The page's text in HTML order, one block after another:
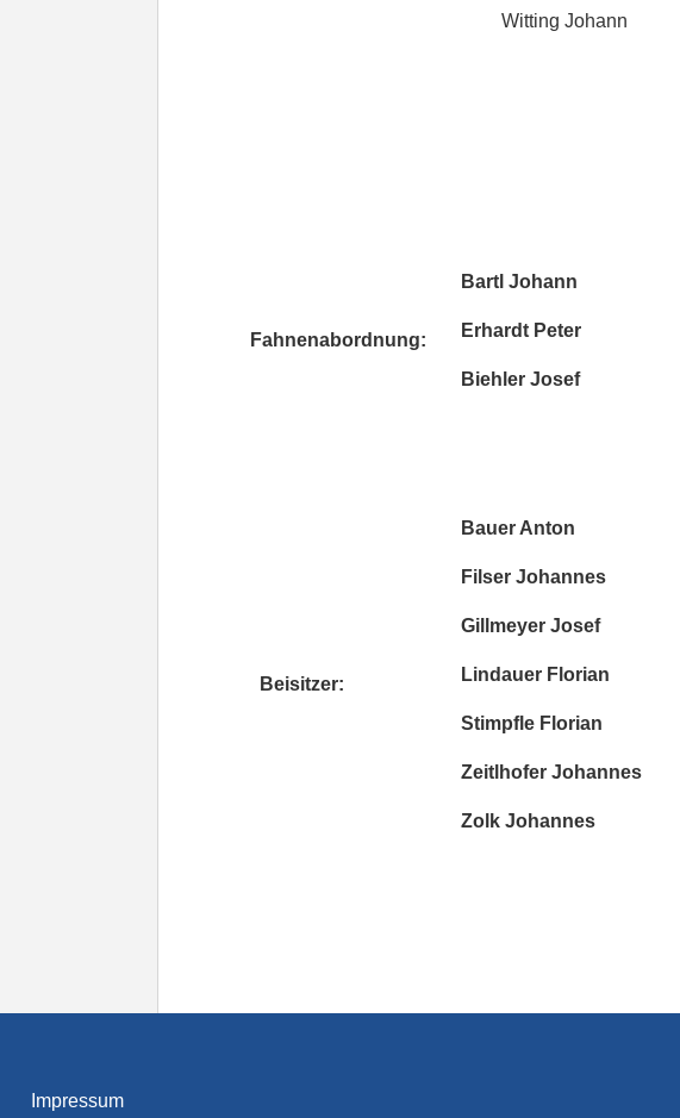
Witting Johann
Fahnenabordnung:
Bartl Johann
Erhardt Peter
Biehler Josef
Beisitzer:
Bauer Anton
Filser Johannes
Gillmeyer Josef
Lindauer Florian
Stimpfle Florian
Zeitlhofer Johannes
Zolk Johannes
Impressum